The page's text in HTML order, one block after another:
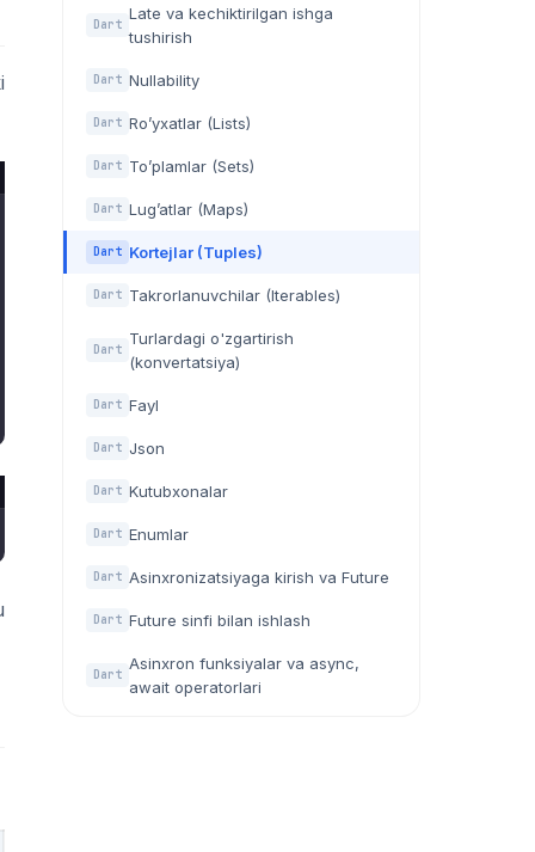
Dart
Late va kechiktirilgan ishga
tushirish
Dart Nullability
Dart Ro’yxatlar (Lists)
Dart To’plamlar (Sets)
Dart Lug’atlar (Maps)
Dart Kortejlar (Tuples)
Dart Takrorlanuvchilar (Iterables)
Dart
Turlardagi o'zgartirish
(konvertatsiya)
Dart Fayl
Dart Json
Dart Kutubxonalar
Dart Enumlar
Dart Asinxronizatsiyaga kirish va Future
Dart Future sinfi bilan ishlash
Dart
Asinxron funksiyalar va async,
await operatorlari